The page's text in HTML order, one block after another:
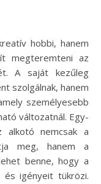
megteremteni az
A saját kezűleg
szolgálnak, hanem
személyesebb
változatnál. Egy-
alkotó nemcsak a
meg, hanem a
benne, hogy a
igényeit tükrözi.